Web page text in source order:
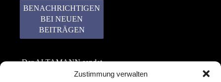
Zustimmung verwalten
Der ALTAMANN sendet
keinen Spam! Er gibt